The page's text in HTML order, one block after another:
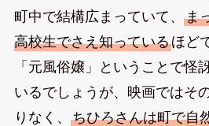
町中で結構広まっていて、 ま
高校生でさえ知っているほど
「元風俗嬢」ということで怪
いるでしょうが、映画ではそ
りなく、 ちひろさんは町で自